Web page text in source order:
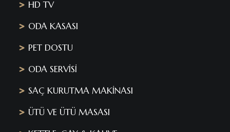
HD TV
ODA KASASI
PET DOSTU
ODA SERVİSİ
SAÇ KURUTMA MAKİNASI
ÜTÜ VE ÜTÜ MASASI